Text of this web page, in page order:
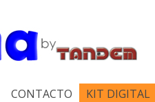
CONTACTO KIT DIGITAL